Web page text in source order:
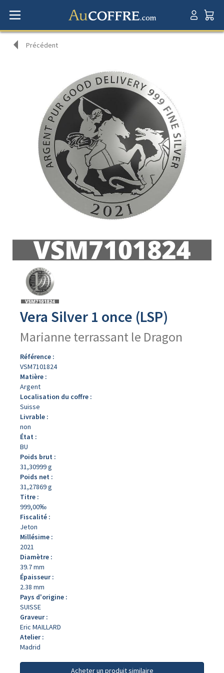
Précédent
produit
Vera Silver 1 once (LSP)
Marianne terrassant le Dragon
Référence :
VSM7101824
Matière :
Argent
Localisation du coffre :
Suisse
Livrable :
non
État :
BU
Poids brut :
31,30999 g
Poids net :
31,27869 g
Titre :
999,00‰
Fiscalité :
Jeton
Millésime :
2021
Diamètre :
39.7 mm
Épaisseur :
2.38 mm
Pays d'origine :
SUISSE
Graveur :
Eric MAILLARD
Atelier :
Madrid
Acheter un produit similaire